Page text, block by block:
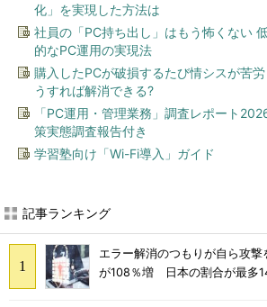
化」を実現した方法は
社員の「PC持ち出し」はもう怖くない
的なPC運用の実現法
購入したPCが破損するたび情シスが苦
うすれば解消できる?
「PC運用・管理業務」調査レポート
策実態調査報告付き
学習塾向け「Wi-Fi導入」ガイド
記事ランキング
エラー解消のつもりが自ら攻撃
が108％増 日本の割合が最多